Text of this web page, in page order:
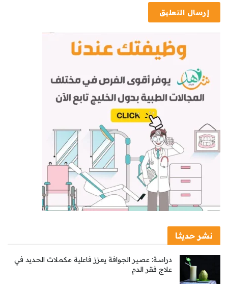
نشر حديثا
دراسة: عصير الجوافة يعزز فاعلية مكملات الحديد في
علاج فقر الدم